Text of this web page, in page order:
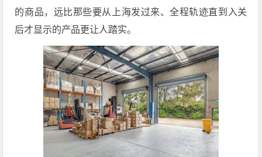
的商品，远比那些要从上海发过来、全程轨迹直到入关
后才显示的产品更让人踏实。